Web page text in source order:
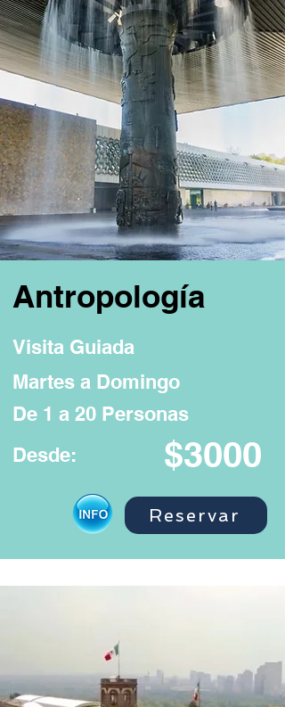
Antropología
Visita Guiada
Martes a Domingo
De 1 a 20 Personas
Desde:
$3000
Reservar